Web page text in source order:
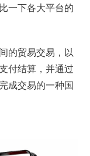
一下各大平台的
的贸易交易，以
付结算，并通过
成交易的一种国